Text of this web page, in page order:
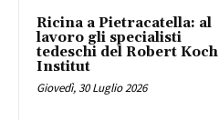
Ricina a Pietracatella: al
lavoro gli specialisti
tedeschi del Robert Koch
Institut
Giovedì, 30 Luglio 2026